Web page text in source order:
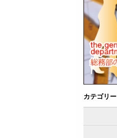
カテゴリー